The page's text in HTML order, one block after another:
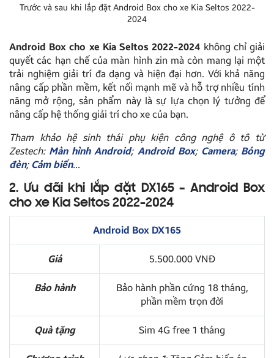
Trước và sau khi lắp đặt Android Box cho xe Kia Seltos 2022-
2024
Android Box cho xe Kia Seltos 2022-2024 không chỉ giải
quyết các hạn chế của màn hình zin mà còn mang lại một
trải nghiệm giải trí đa dạng và hiện đại hơn. Với khả năng
nâng cấp phần mềm, kết nối mạnh mẽ và hỗ trợ nhiều tính
năng mở rộng, sản phẩm này là sự lựa chọn lý tưởng để
nâng cấp hệ thống giải trí cho xe của bạn.
Tham khảo hệ sinh thái phụ kiện công nghệ ô tô từ
Zestech: Màn hình Android; Android Box; Camera; Bóng
đèn; Cảm biến…
2. Ưu đãi khi lắp đặt DX165 – Android Box
cho xe Kia Seltos 2022-2024
Android Box DX165
Giá 5.500.000 VNĐ
Bảo hành
Bảo hành phần cứng 18 tháng,
phần mềm trọn đời
Quà tặng Sim 4G free 1 tháng